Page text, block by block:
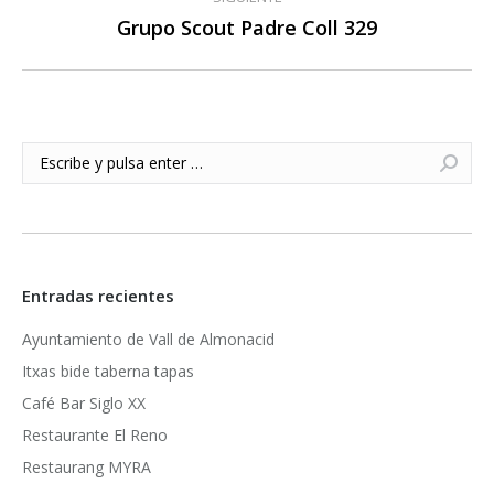
Publicación
Grupo Scout Padre Coll 329
Buscar:
Entradas recientes
Ayuntamiento de Vall de Almonacid
Itxas bide taberna tapas
Café Bar Siglo XX
Restaurante El Reno
Restaurang MYRA